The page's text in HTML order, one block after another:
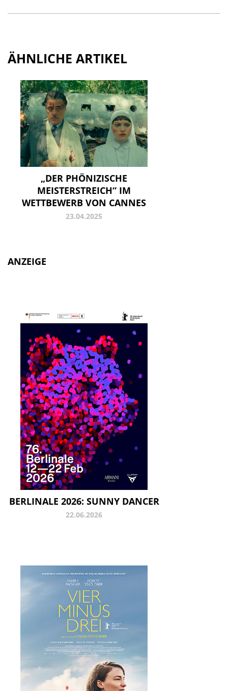
ÄHNLICHE ARTIKEL
„DER PHÖNIZISCHE
MEISTERSTREICH“ IM
WETTBEWERB VON CANNES
23.04.2025
ANZEIGE
BERLINALE 2026: SUNNY DANCER
22.06.2026